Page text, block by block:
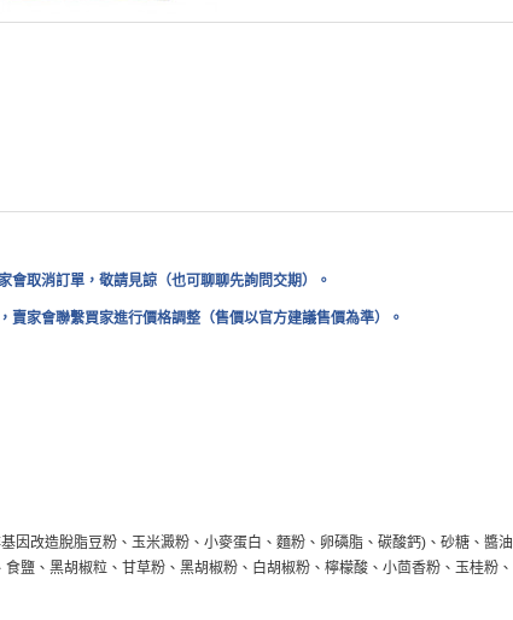
會取消訂單，敬請見諒（也可聊聊先詢問交期）。
賣家會聯繫買家進行價格調整（售價以官方建議售價為準）。
因改造脫脂豆粉、玉米澱粉、小麥蛋白、麵粉、卵磷脂、碳酸鈣) 、砂糖、醬油
鹽、黑胡椒粒、甘草粉、黑胡椒粉、白胡椒粉、檸檬酸、小茴香粉、玉桂粉、